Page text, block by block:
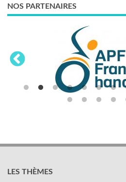
NOS PARTENAIRES
LES THÈMES